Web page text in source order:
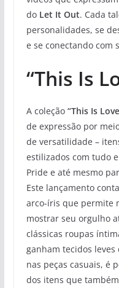
do Let It Out. Cada
personalidades, se
e se conectando com
“This Is
A coleção“This Is
de expressão por
de versatilidade –
estilizados com tudo
Pride e até mesmo
Este lançamento
arco-íris que permite
mostrar seu orgulho
clássicas roupas
ganham tecidos leves
nas peças casuais, é
dos itens que